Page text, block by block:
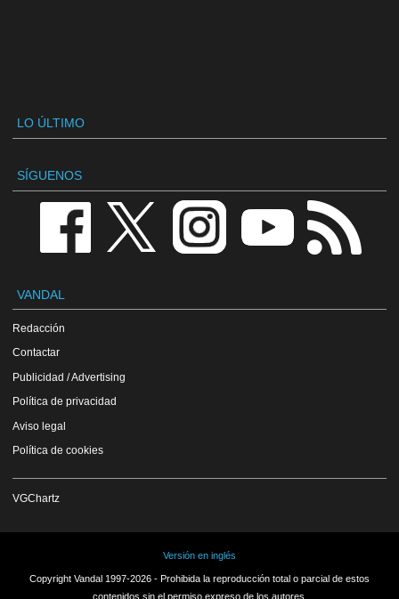
LO ÚLTIMO
SÍGUENOS
VANDAL
Redacción
Contactar
Publicidad / Advertising
Política de privacidad
Aviso legal
Política de cookies
VGChartz
Versión en inglés
Copyright Vandal 1997-2026 - Prohibida la reproducción total o parcial de estos
contenidos sin el permiso expreso de los autores.